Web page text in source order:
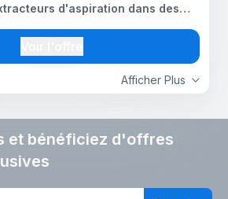
Afficher Plus
d'aspiration dans des
rayures
et bénéficiez d'offres